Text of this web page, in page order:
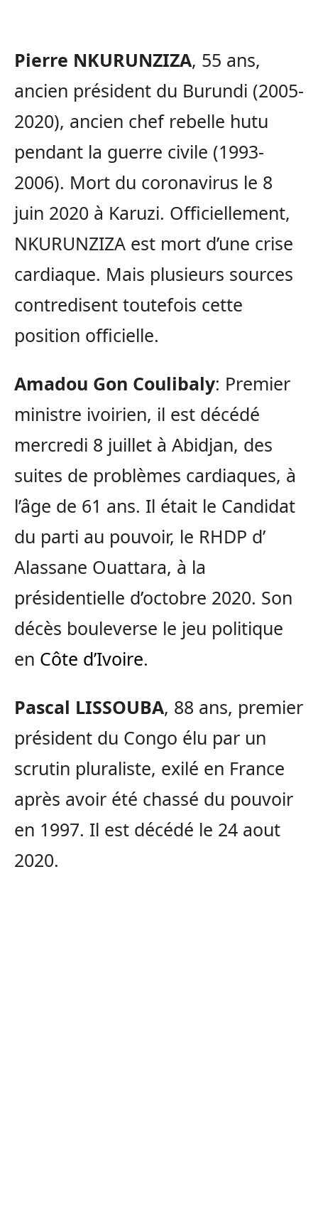
Pierre NKURUNZIZA, 55 ans,
ancien président du Burundi (2005-
2020), ancien chef rebelle hutu
pendant la guerre civile (1993-
2006). Mort du coronavirus le 8
juin 2020 à Karuzi. Officiellement,
NKURUNZIZA est mort d’une crise
cardiaque. Mais plusieurs sources
contredisent toutefois cette
position officielle.
Amadou Gon Coulibaly: Premier
ministre ivoirien, il est décédé
mercredi 8 juillet à Abidjan, des
suites de problèmes cardiaques, à
l’âge de 61 ans. Il était le Candidat
du parti au pouvoir, le RHDP d’
Alassane Ouattara, à la
présidentielle d’octobre 2020. Son
décès bouleverse le jeu politique
en Côte d’Ivoire.
Pascal LISSOUBA, 88 ans, premier
président du Congo élu par un
scrutin pluraliste, exilé en France
après avoir été chassé du pouvoir
en 1997. Il est décédé le 24 aout
2020.